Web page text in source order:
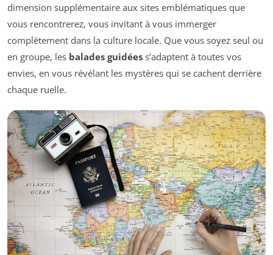
dimension supplémentaire aux sites emblématiques que
vous rencontrerez, vous invitant à vous immerger
complètement dans la culture locale. Que vous soyez seul ou
en groupe, les balades guidées s’adaptent à toutes vos
envies, en vous révélant les mystères qui se cachent derrière
chaque ruelle.